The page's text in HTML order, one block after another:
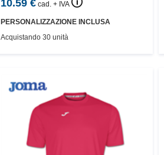
10.59 € cad. + IVA
PERSONALIZZAZIONE INCLUSA
Acquistando 30 unità